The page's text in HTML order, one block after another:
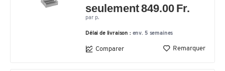
seulement 849.00 Fr.
par p.
Délai de livraison : env. 5 semaines
Comparer Remarquer